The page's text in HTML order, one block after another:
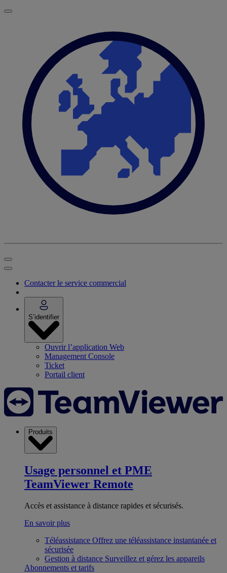
Contacter le service commercial
S’identifier
Ouvrir l’application Web
Management Console
Ticket
Portail client
Produits
Usage personnel et PME
TeamViewer Remote
Accès et assistance à distance rapides et sécurisés.
En savoir plus
Téléassistance Offrez une téléassistance instantanée et
sécurisée
Gestion à distance Surveillez et gérez les appareils
Abonnements et tarifs